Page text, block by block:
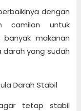
dengan
camilan untuk
makanan
darah yang sudah
Darah Stabil
tetap stabil